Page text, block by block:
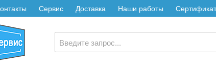
Сервис Доставка Наши работы